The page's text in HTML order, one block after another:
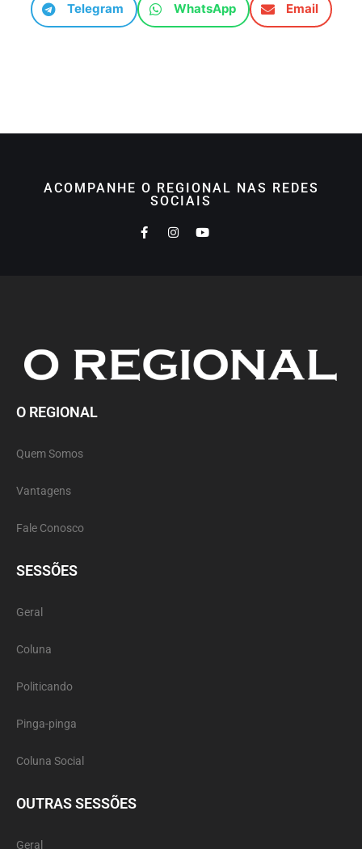
Telegram WhatsApp Email
ACOMPANHE O REGIONAL NAS REDES
SOCIAIS
O REGIONAL
Quem Somos
Vantagens
Fale Conosco
SESSÕES
Geral
Coluna
Politicando
Pinga-pinga
Coluna Social
OUTRAS SESSÕES
Geral